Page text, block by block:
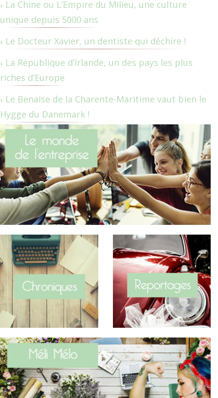
La Chine ou L’Empire du Milieu, une culture
unique depuis 5000 ans
Le Docteur Xavier, un dentiste qui déchire !
La République d’Irlande, un des pays les plus
riches d’Europe
Le Benaise de la Charente-Maritime vaut bien le
Hygge du Danemark !